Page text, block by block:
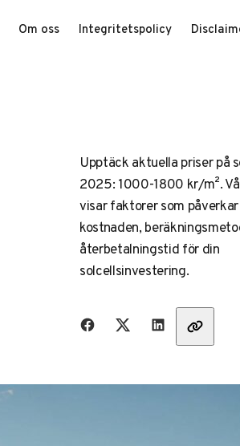
Om oss Integritetspolicy
Upptäck aktuella priser på
2025: 1000-1800 kr/m².
visar faktorer som påverkar
kostnaden,
återbetalningstid för din
solcellsinvestering.
Dela med vänner